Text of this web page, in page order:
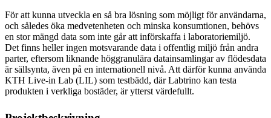
För att kunna utveckla en så bra lösning som möjligt för användarna,
och således öka medvetenheten och minska konsumtionen, behövs
en stor mängd data som inte går att införskaffa i laboratoriemiljö.
Det finns heller ingen motsvarande data i offentlig miljö från andra
parter, eftersom liknande höggranulära datainsamlingar av flödesdata
är sällsynta, även på en internationell nivå. Att därför kunna använda
KTH Live-in Lab (LIL) som testbädd, där Labtrino kan testa
produkten i verkliga bostäder, är ytterst värdefullt.